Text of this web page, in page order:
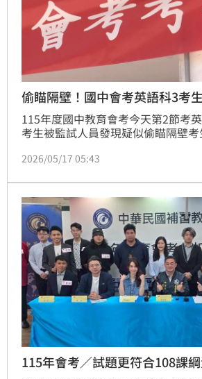
偷瞄隔壁！國中會考英語科3考
115年度國中教育會考今天第2節考
考生被監試人員發現疑似偷瞄隔壁
論。
2026/05/17 05:43
115年會考／試題更符合108課